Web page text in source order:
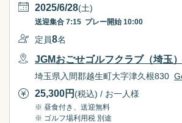
2025/6/28(土)
送迎集合 7:15 プレー開始 10:00
定員8名
JGMおごせゴルフクラブ（埼玉）
埼玉県入間郡越生町大字津久根830
25,300円(税込) / お一人様
※ 昼食付き、送迎無料
※ ゴルフ場利用税 別途